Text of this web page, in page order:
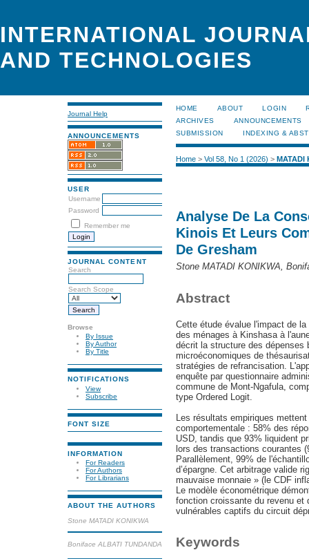
INTERNATIONAL
AND TECHNOLOGIES
Journal Help
ANNOUNCEMENTS
USER
Username
Password
Remember me
JOURNAL CONTENT
Search
Search Scope
Browse
By Issue
By Author
By Title
NOTIFICATIONS
View
Subscribe
FONT SIZE
INFORMATION
For Readers
For Authors
For Librarians
ABOUT THE AUTHORS
Stone MATADI KONIKWA
Boniface ALBATI TUNDANDA
HOME ABOUT LOGIN
ARCHIVES
ANNOUNCEMENTS
SUBMISSION
INDEXING &
Home> Vol 58, No 1 (2026) > MATADI
Analyse De La
Kinois Et Leurs
De Gresham
Stone MATADI KONIKWA,
Abstract
Cette étude évalue l'impact de
des ménages à Kinshasa à
décrit la structure des
microéconomiques de
stratégies de refrancisation.
enquête par questionnaire
commune de Mont-Ngafula,
type Ordered Logit.
Les résultats empiriques
comportementale : 58% des
USD, tandis que 93% liquident
lors des transactions courantes
Parallèlement, 99% de
d’épargne. Cet arbitrage valide
mauvaise monnaie » (le CDF
Le modèle économétrique
fonction croissante du revenu et
vulnérables captifs du circuit
Keywords